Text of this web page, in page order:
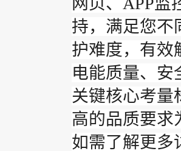
持，满足您不
护难度，有效
电能质量、安
关键核心考量
高的品质要求
如需了解更多